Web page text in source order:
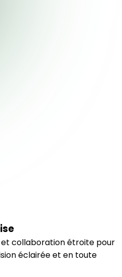
collaboration étroite pour
éclairée et en toute